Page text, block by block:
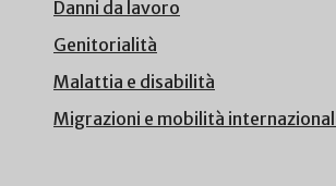
Danni da lavoro
Genitorialità
Malattia e disabilità
Migrazioni e mobilità